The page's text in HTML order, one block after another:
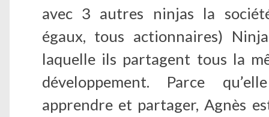
avec 3 autres ninjas la
égaux, tous actionnaires)
laquelle ils partagent tous la
développement. Parce
apprendre et partager, Agnès